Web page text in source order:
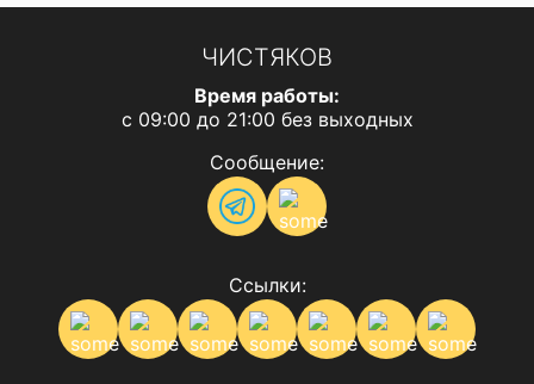
ЧИСТЯКОВ
Время работы:
с 09:00 до 21:00 без выходных
Сообщение:
Ссылки: